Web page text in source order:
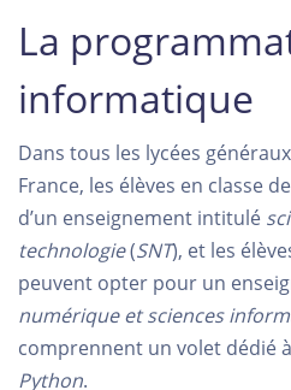
La
informatique
Dans tous les lycées
France, les élèves en classe
d’un enseignement intitulé
technologie(SNT), et les
peuvent opter pour un
numérique et sciences
comprennent un volet dédié
Python.